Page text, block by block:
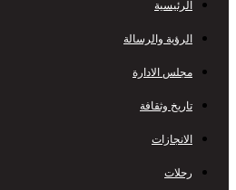
Footer
Menu
الرئيسية
الرؤية والرسالة
مجلس الادارة
تاريخ وثقافة
الانجازات
رحلات